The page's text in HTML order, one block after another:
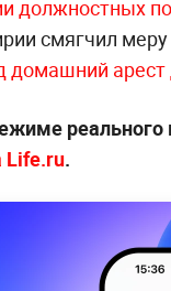
должностных
смягчил меру
домашний
Life.ru.